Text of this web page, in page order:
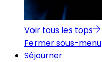
Voir tous les tops
Fermer sous-menu
Séjourner